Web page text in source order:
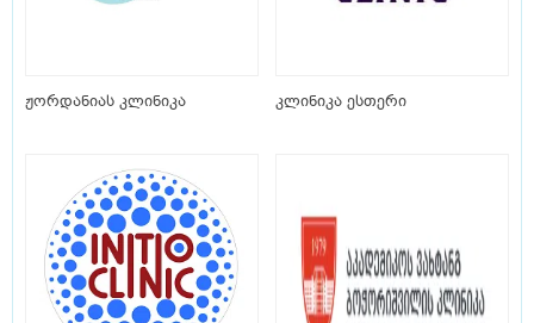
ჟორდანიას კლინიკა კლინიკა ესთერი